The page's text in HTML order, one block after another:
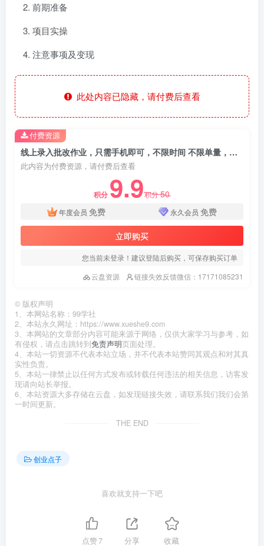
前期准备
项目实操
注意事项及变现
此处内容已隐藏，请付费后查看
线上录入批改作业，只需手机即可，不限时间 不限单量，有手就行，小白在家兼职可做
此内容为付费资源，请付费后查看
积分 9.9积分50
年度会员 免费 永久会员 免费
立即购买
您当前未登录！建议登陆后购买，可保存购买订单
云盘资源
链接失效反馈微信：17171085231
付费资源
© 版权声明
1、本网站名称：99学社
2、本站永久网址：https://www.xueshe9.com
3、本网站的文章部分内容可能来源于网络，仅供大家学习与参考，如
有侵权，请点击跳转到免责声明页面处理。
4、本站一切资源不代表本站立场，并不代表本站赞同其观点和对其真
实性负责。
5、本站一律禁止以任何方式发布或转载任何违法的相关信息，访客发
现请向站长举报。
6、本站资源大多存储在云盘，如发现链接失效，请联系我们我们会第
一时间更新。
THE END
创业点子
喜欢就支持一下吧
点赞7 分享 收藏